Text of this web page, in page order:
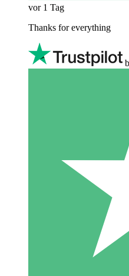
vor 1 Tag
Thanks for everything